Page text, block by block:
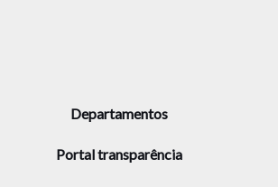
Departamentos
Portal transparência